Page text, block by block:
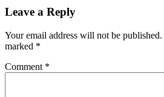
Leave a Reply
Your email address will not be published.
marked *
Comment *